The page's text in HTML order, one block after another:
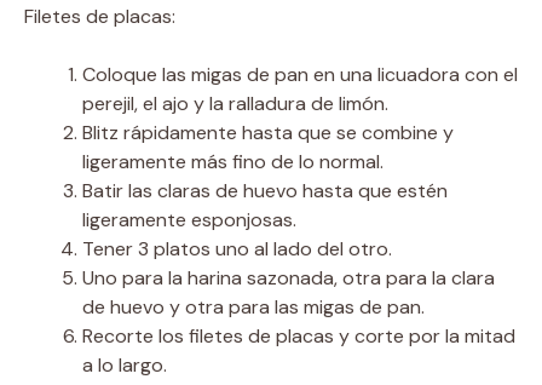
Filetes de placas:
Coloque las migas de pan en una licuadora con el
perejil, el ajo y la ralladura de limón.
Blitz rápidamente hasta que se combine y
ligeramente más fino de lo normal.
Batir las claras de huevo hasta que estén
ligeramente esponjosas.
Tener 3 platos uno al lado del otro.
Uno para la harina sazonada, otra para la clara
de huevo y otra para las migas de pan.
Recorte los filetes de placas y corte por la mitad
a lo largo.